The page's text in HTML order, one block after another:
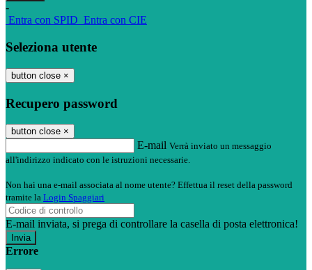
-
Entra con SPID Entra con CIE
Seleziona utente
button close ×
Recupero password
button close ×
E-mail Verrà inviato un messaggio
all'indirizzo indicato con le istruzioni necessarie.
Non hai una e-mail associata al nome utente? Effettua il reset della password
tramite la Login Spaggiari
E-mail inviata, si prega di controllare la casella di posta elettronica!
Errore